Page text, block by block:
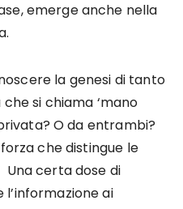
emerge anche nella
la genesi di tanto
si chiama ‘mano
O da entrambi?
che distingue le
Una certa dose di
ai